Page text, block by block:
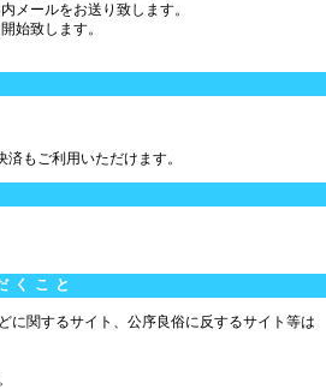
メールをお送り致します。
始致します。
もご利用いただけます。
くこと
に関するサイト、公序良俗に反するサイト等は